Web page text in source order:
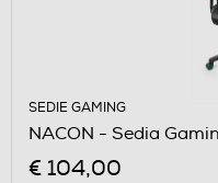
SEDIE GAMING
NACON - Sedia
€ 104,00